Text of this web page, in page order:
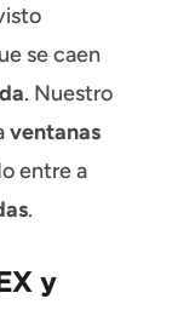
se caen
. Nuestro
ventanas
entre a
.
y